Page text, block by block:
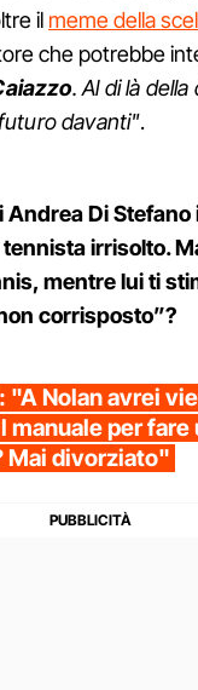
il meme della
che potrebbe
. Al di là
davanti".
Andrea Di
irrisolto.
mentre lui ti
corrisposto”?
"A Nolan avrei
manuale per fare
Mai divorziato"